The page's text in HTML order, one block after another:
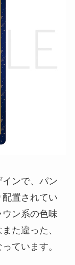
ンで、パン
置されてい
ン系の色味
た違った、
ています。